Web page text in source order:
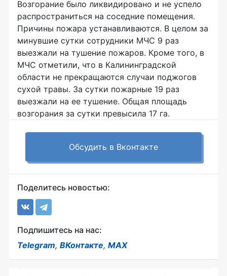
Возгорание было ликвидировано и не успело
распространиться на соседние помещения.
Причины пожара устанавливаются. В целом за
минувшие сутки сотрудники МЧС 9 раз
выезжали на тушение пожаров. Кроме того, в
МЧС отметили, что в Калининградской
области не прекращаются случаи поджогов
сухой травы. За сутки пожарные 19 раз
выезжали на ее тушение. Общая площадь
возгорания за сутки превысила 17 га.
Обсудить в Вконтакте
Поделитесь новостью:
Подпишитесь на нас:
Telegram, ВКонтакте, MAX